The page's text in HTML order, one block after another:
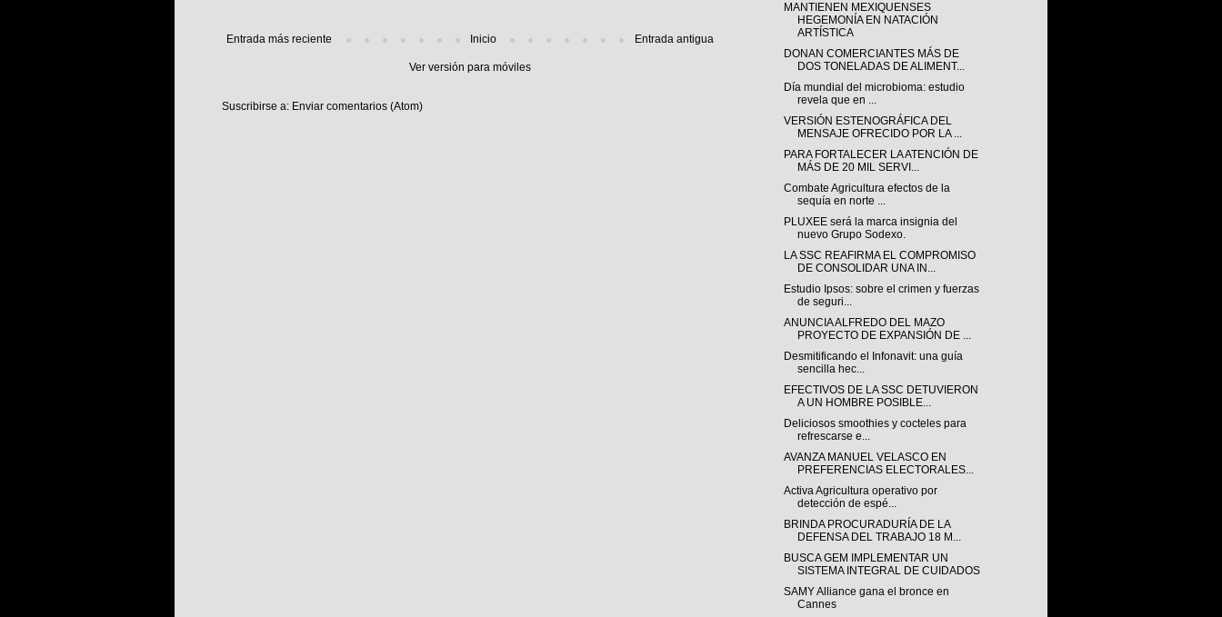
Entrada más reciente Entrada antigua
Inicio
Ver versión para móviles
Suscribirse a: Enviar comentarios (Atom)
MANTIENEN MEXIQUENSES
HEGEMONÍA EN NATACIÓN
ARTÍSTICA
DONAN COMERCIANTES MÁS DE
DOS TONELADAS DE ALIMENT...
Día mundial del microbioma: estudio
revela que en ...
VERSIÓN ESTENOGRÁFICA DEL
MENSAJE OFRECIDO POR LA ...
PARA FORTALECER LA ATENCIÓN DE
MÁS DE 20 MIL SERVI...
Combate Agricultura efectos de la
sequía en norte ...
PLUXEE será la marca insignia del
nuevo Grupo Sodexo.
LA SSC REAFIRMA EL COMPROMISO
DE CONSOLIDAR UNA IN...
Estudio Ipsos: sobre el crimen y fuerzas
de seguri...
ANUNCIA ALFREDO DEL MAZO
PROYECTO DE EXPANSIÓN DE ...
Desmitificando el Infonavit: una guía
sencilla hec...
EFECTIVOS DE LA SSC DETUVIERON
A UN HOMBRE POSIBLE...
Deliciosos smoothies y cocteles para
refrescarse e...
AVANZA MANUEL VELASCO EN
PREFERENCIAS ELECTORALES...
Activa Agricultura operativo por
detección de espé...
BRINDA PROCURADURÍA DE LA
DEFENSA DEL TRABAJO 18 M...
BUSCA GEM IMPLEMENTAR UN
SISTEMA INTEGRAL DE CUIDADOS
SAMY Alliance gana el bronce en
Cannes